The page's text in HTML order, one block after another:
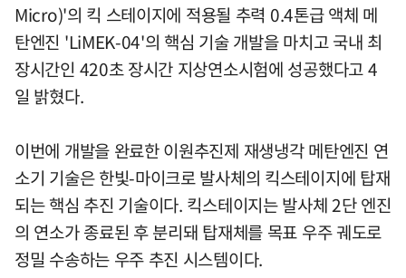
Micro)'의 킥 스테이지에 적용될 추력 0.4톤급 액체 메
탄엔진 'LiMEK-04'의 핵심 기술 개발을 마치고 국내 최
장시간인 420초 장시간 지상연소시험에 성공했다고 4
일 밝혔다.
이번에 개발을 완료한 이원추진제 재생냉각 메탄엔진 연
소기 기술은 한빛-마이크로 발사체의 킥스테이지에 탑재
되는 핵심 추진 기술이다. 킥스테이지는 발사체 2단 엔진
의 연소가 종료된 후 분리돼 탑재체를 목표 우주 궤도로
정밀 수송하는 우주 추진 시스템이다.